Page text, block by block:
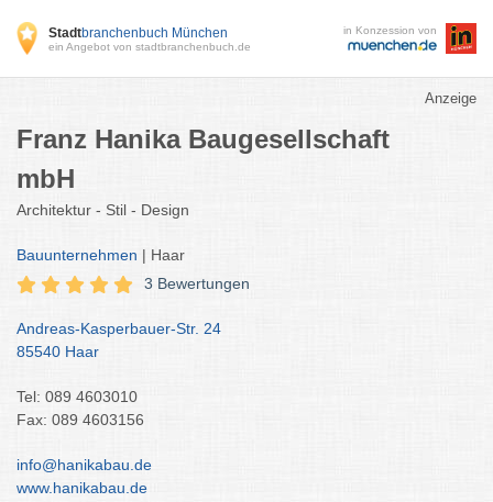
Stadtbranchenbuch München
ein Angebot von stadtbranchenbuch.de
in Konzession von
Anzeige
Franz Hanika Baugesellschaft
mbH
Architektur - Stil - Design
Bauunternehmen | Haar
3 Bewertungen
Andreas-Kasperbauer-Str. 24
85540 Haar
Tel: 089 4603010
Fax: 089 4603156
info@hanikabau.de
www.hanikabau.de